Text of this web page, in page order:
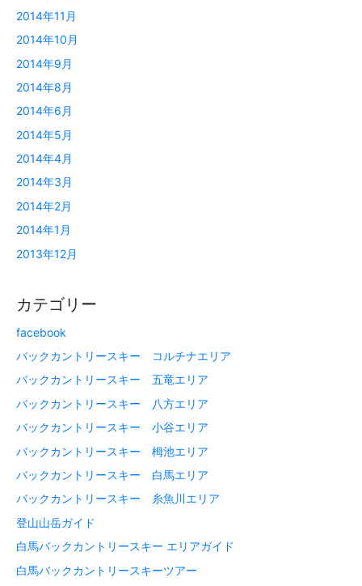
2014年11月
2014年10月
2014年9月
2014年8月
2014年6月
2014年5月
2014年4月
2014年3月
2014年2月
2014年1月
2013年12月
カテゴリー
facebook
バックカントリースキー コルチナエリア
バックカントリースキー 五竜エリア
バックカントリースキー 八方エリア
バックカントリースキー 小谷エリア
バックカントリースキー 栂池エリア
バックカントリースキー 白馬エリア
バックカントリースキー 糸魚川エリア
登山山岳ガイド
白馬バックカントリースキー エリアガイド
白馬バックカントリースキーツアー